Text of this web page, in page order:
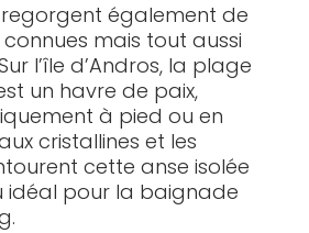
regorgent également de
mais tout aussi
l’île d’Andros, la plage
un havre de paix,
à pied ou en
cristallines et les
cette anse isolée
idéal pour la baignade